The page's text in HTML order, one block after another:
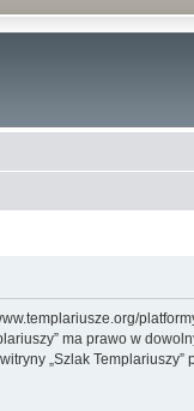
ma prawo w
„Szlak